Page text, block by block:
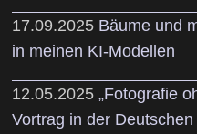
17.09.2025 Bäume und
in meinen KI-Modellen
12.05.2025 „Fotografie
Vortrag in der